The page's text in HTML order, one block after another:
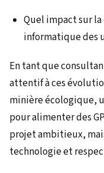
Quel impact sur
informatique des
En tant que
attentif à ces
minière écologique,
pour alimenter des
projet ambitieux,
technologie et